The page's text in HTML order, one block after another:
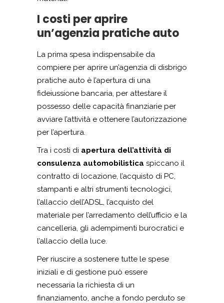
I costi per aprire
un’agenzia pratiche auto
La prima spesa indispensabile da
compiere per aprire un’agenzia di disbrigo
pratiche auto è l’apertura di una
fideiussione bancaria, per attestare il
possesso delle capacità finanziarie per
avviare l’attività e ottenere l’autorizzazione
per l’apertura.
Tra i costi di apertura dell’attività di
consulenza automobilistica spiccano il
contratto di locazione, l’acquisto di PC,
stampanti e altri strumenti tecnologici,
l’allaccio dell’ADSL, l’acquisto del
materiale per l’arredamento dell’ufficio e la
cancelleria, gli adempimenti burocratici e
l’allaccio della luce.
Per riuscire a sostenere tutte le spese
iniziali e di gestione può essere
necessaria la richiesta di un
finanziamento, anche a fondo perduto se